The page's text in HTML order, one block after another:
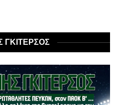
ΓΚΙΤΕΡΣΟΣ